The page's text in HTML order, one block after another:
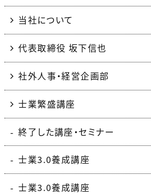
当社について
代表取締役 坂下信也
社外人事・経営企画部
士業繁盛講座
終了した講座・セミナー
士業3.0養成講座
士業3.0養成講座